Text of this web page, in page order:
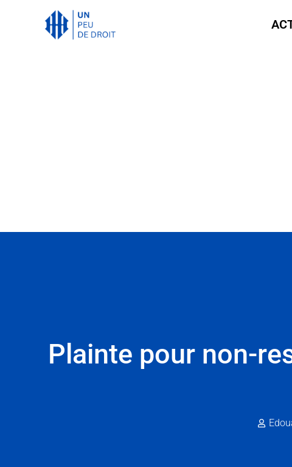
Plainte pour non-